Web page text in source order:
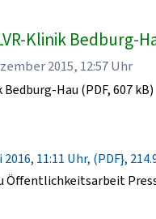
Klinik Bedburg-
2015, 12:57 Uhr
Hau (PDF, 607 kB)
11:11 Uhr, (PDF},
Öffentlichkeitsarbeit